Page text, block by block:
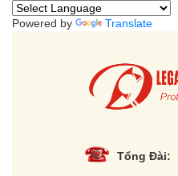
Powered by Translate
Tổng Đài: